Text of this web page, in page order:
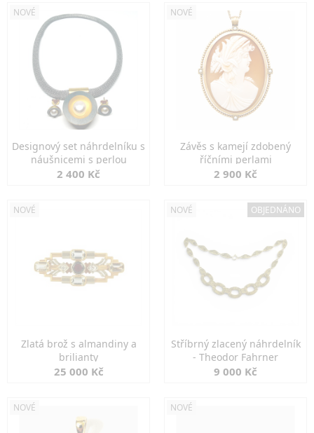
NOVÉ
Designový set náhrdelníku s
náušnicemi s perlou
2 400 Kč
NOVÉ
Závěs s kamejí zdobený
říčními perlami
2 900 Kč
NOVÉ
Zlatá brož s almandiny a
brilianty
25 000 Kč
NOVÉ OBJEDNÁNO
Stříbrný zlacený náhrdelník
- Theodor Fahrner
9 000 Kč
NOVÉ NOVÉ